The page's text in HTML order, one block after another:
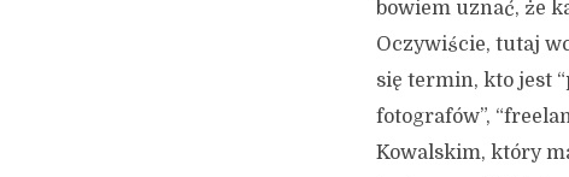
bowiem uznać, że
Oczywiście, tutaj
się termin, kto jest
fotografów”,
Kowalskim, który